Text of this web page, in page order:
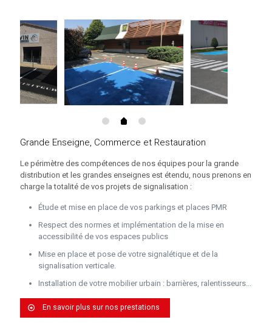
Grande Enseigne, Commerce et Restauration
Le périmètre des compétences de nos équipes pour la grande
distribution et les grandes enseignes est étendu, nous prenons en
charge la totalité de vos projets de signalisation :
Étude et mise en place de vos parkings et places PMR
Respect des normes et implémentation de la mise en
accessibilité de vos espaces publics
Mise en place et pose de votre signalétique et de la
signalisation verticale.
Installation de votre mobilier urbain : barrières, ralentisseurs...
En savoir plus sur nos prestations